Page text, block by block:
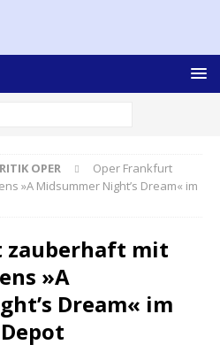
OPER
Oper Frankfurt
»A Midsummer Night’s Dream« im
zauberhaft mit
»A
Dream« im